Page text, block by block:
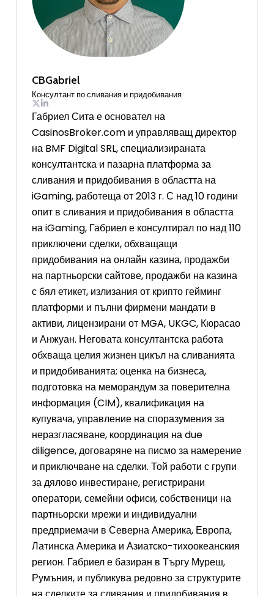
CBGabriel
Консултант по сливания и придобивания
Габриел Сита е основател на
CasinosBroker.com и управляващ директор
на BMF Digital SRL, специализираната
консултантска и пазарна платформа за
сливания и придобивания в областта на
iGaming, работеща от 2013 г. С над 10 години
опит в сливания и придобивания в областта
на iGaming, Габриел е консултирал по над 110
приключени сделки, обхващащи
придобивания на онлайн казина, продажби
на партньорски сайтове, продажби на казина
с бял етикет, излизания от крипто гейминг
платформи и пълни фирмени мандати в
активи, лицензирани от MGA, UKGC, Кюрасао
и Анжуан. Неговата консултантска работа
обхваща целия жизнен цикъл на сливанията
и придобиванията: оценка на бизнеса,
подготовка на меморандум за поверителна
информация (CIM), квалификация на
купувача, управление на споразумения за
неразгласяване, координация на due
diligence, договаряне на писмо за намерение
и приключване на сделки. Той работи с групи
за дялово инвестиране, регистрирани
оператори, семейни офиси, собственици на
партньорски мрежи и индивидуални
предприемачи в Северна Америка, Европа,
Латинска Америка и Азиатско-тихоокеанския
регион. Габриел е базиран в Търгу Муреш,
Румъния, и публикува редовно за структурите